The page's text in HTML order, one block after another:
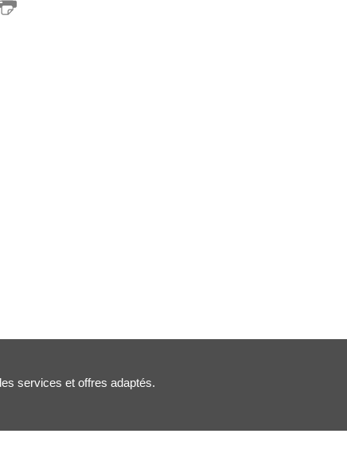
services et offres adaptés.